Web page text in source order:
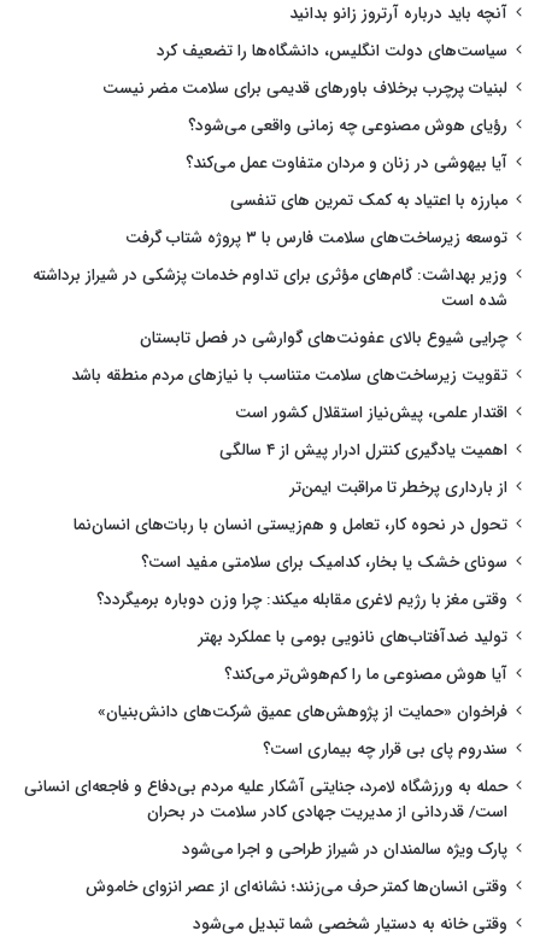
آنچه باید درباره آرتروز زانو بدانید
سیاست‌های دولت انگلیس، دانشگاه‌ها را تضعیف کرد
لبنیات پرچرب برخلاف باورهای قدیمی برای سلامت مضر نیست
رؤیای هوش مصنوعی چه زمانی واقعی می‌شود؟
آیا بیهوشی در زنان و مردان متفاوت عمل می‌کند؟
مبارزه با اعتیاد به کمک تمرین های تنفسی
توسعه زیرساخت‌های سلامت فارس با ۳ پروژه شتاب گرفت
وزیر بهداشت: گام‌های مؤثری برای تداوم خدمات پزشکی در شیراز برداشته
شده است
چرایی شیوع بالای عفونت‌های گوارشی در فصل تابستان
تقویت زیرساخت‌های سلامت متناسب با نیازهای مردم منطقه باشد
اقتدار علمی، پیش‌نیاز استقلال کشور است
اهمیت یادگیری کنترل ادرار پیش از ۴ سالگی
از بارداری پرخطر تا مراقبت ایمن‌تر
تحول در نحوه کار، تعامل و هم‌زیستی انسان با ربات‌های انسان‌نما
سونای خشک یا بخار، کدامیک برای سلامتی مفید است؟
وقتی مغز با رژیم لاغری مقابله میکند: چرا وزن دوباره برمیگردد؟
تولید ضدآفتاب‌های نانویی بومی با عملکرد بهتر
آیا هوش مصنوعی ما را کم‌هوش‌تر می‌کند؟
فراخوان «حمایت از پژوهش‌های عمیق شرکت‌های دانش‌بنیان»
سندروم پای بی قرار چه بیماری است؟
حمله به ورزشگاه لامرد، جنایتی آشکار علیه مردم بی‌دفاع و فاجعه‌ای انسانی
است/ قدردانی از مدیریت جهادی کادر سلامت در بحران
پارک ویژه سالمندان در شیراز طراحی و اجرا می‌شود
وقتی انسان‌ها کمتر حرف می‌زنند؛ نشانه‌ای از عصر انزوای خاموش
وقتی خانه به دستیار شخصی شما تبدیل می‌شود